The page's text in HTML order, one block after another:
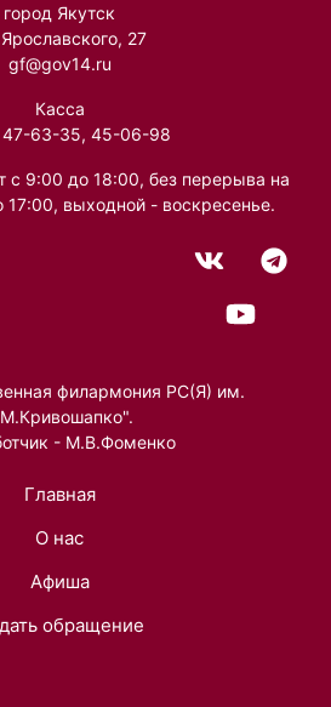
город Якутск
27
gf@gov14.ru
Касса
47-63-35, 45-06-98
с 9:00 до 18:00, без перерыва на
17:00, выходной - воскресенье.
филармония РС(Я) им.
- М.В.Фоменко
Главная
О нас
Афиша
обращение